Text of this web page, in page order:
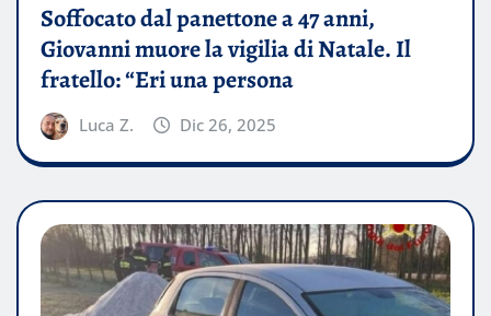
Soffocato dal panettone a 47 anni,
Giovanni muore la vigilia di Natale. Il
fratello: “Eri una persona
Luca Z. Dic 26, 2025